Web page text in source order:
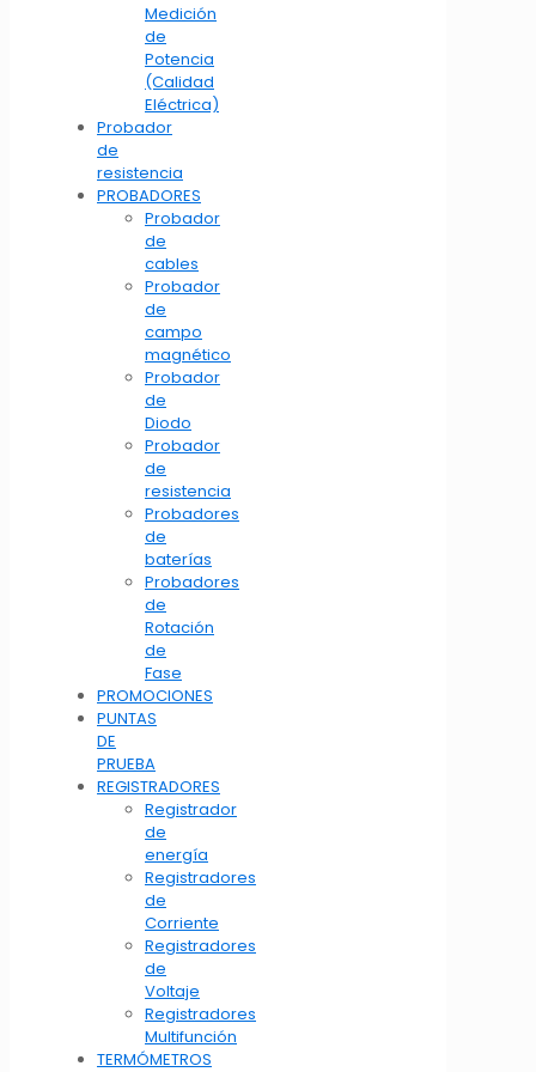
Medición
de
Potencia
(Calidad
Eléctrica)
Probador
de
resistencia
PROBADORES
Probador
de
cables
Probador
de
campo
magnético
Probador
de
Diodo
Probador
de
resistencia
Probadores
de
baterías
Probadores
de
Rotación
de
Fase
PROMOCIONES
PUNTAS
DE
PRUEBA
REGISTRADORES
Registrador
de
energía
Registradores
de
Corriente
Registradores
de
Voltaje
Registradores
Multifunción
TERMÓMETROS